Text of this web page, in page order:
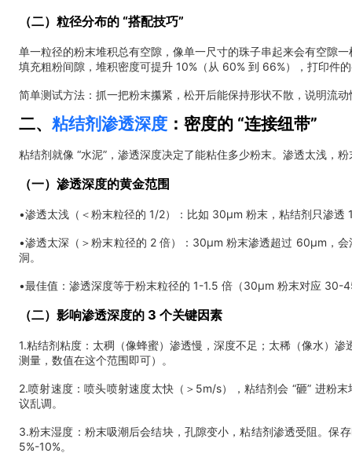
（二）粒径分布的 “搭配技巧”
单一粒径的粉末堆积总有空隙，像单一尺寸的珠子串起来会有空隙
填充粗粉间隙，堆积密度可提升 10%（从 60% 到 66%），打印件
简单测试方法：抓一把粉末攥紧，松开后能保持形状不散，说明流
二、 粘结剂渗透深度 ：密度的 “连接纽带”
粘结剂就像 “水泥”，渗透深度决定了能粘住多少粉末。渗透太浅，
（一）渗透深度的黄金范围
•渗透太浅（＜粉末粒径的 1/2）：比如 30μm 粉末，粘结剂只渗
•渗透太深（＞粉末粒径的 2 倍）：30μm 粉末渗透超过 60μm，
洞。
•最佳值：渗透深度等于粉末粒径的 1-1.5 倍（30μm 粉末对应 30-
（二）影响渗透深度的 3 个关键因素
1.粘结剂粘度：太稠（像蜂蜜）渗透慢，深度不足；太稀（像水）
测量，数值在这个范围即可）。
2.喷射速度：喷头喷射速度太快（＞5m/s），粘结剂会 “砸” 进粉
议乱调。
3.粉末湿度：粉末吸潮后会结块，孔隙变小，粘结剂渗透受阻。
5%-10%。